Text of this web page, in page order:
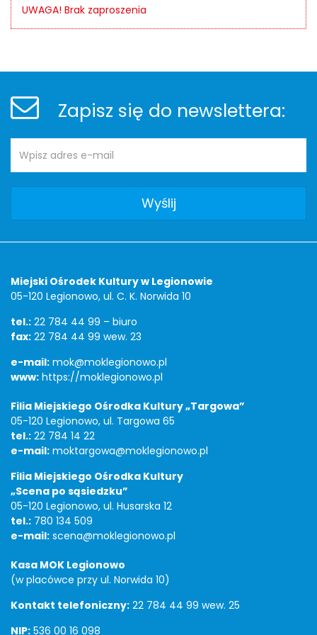
UWAGA! Brak zaproszenia
Newsletter
Zapisz się do newslettera:
Newsletter
e-
mail:
Adres
Miejski Ośrodek Kultury w Legionowie
05-120 Legionowo, ul. C. K. Norwida 10
tel.: 22 784 44 99 – biuro
fax: 22 784 44 99 wew. 23
e-mail: mok@moklegionowo.pl
www: https://moklegionowo.pl
Filia Miejskiego Ośrodka Kultury „Targowa”
05-120 Legionowo, ul. Targowa 65
tel.: 22 784 14 22
e-mail: moktargowa@moklegionowo.pl
Filia Miejskiego Ośrodka Kultury
„Scena po sąsiedzku”
05-120 Legionowo, ul. Husarska 12
tel.: 780 134 509
e-mail: scena@moklegionowo.pl
Kasa MOK Legionowo
(w placówce przy ul. Norwida 10)
Kontakt telefoniczny: 22 784 44 99 wew. 25
NIP: 536 00 16 098